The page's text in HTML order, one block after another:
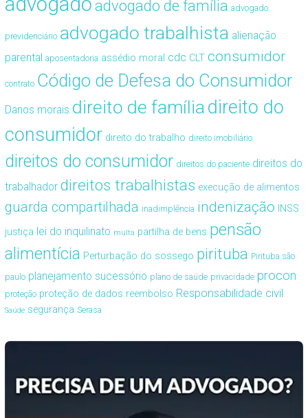
advogado de família advogado
previdenciário advogado trabalhista alienação
parental aposentadoria assédio moral cdc CLT consumidor
contrato Código de Defesa do Consumidor
Danos morais direito de famíliadireito do
consumidor direito do trabalho direito imobiliário
direitos do consumidor direitos do paciente direitos do
trabalhador direitos trabalhistas execução de alimentos
guarda compartilhada inadimplência indenização INSS
justiça lei do inquilinato multa partilha de bens pensão
alimentícia Perturbação do sossego pirituba Pirituba são
paulo planejamento sucessório plano de saúde privacidade procon
proteção proteção de dados reembolso Responsabilidade civil
Saúde segurança Serasa